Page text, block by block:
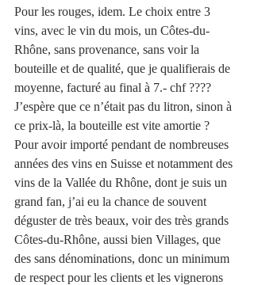
Pour les rouges, idem. Le choix entre 3
vins, avec le vin du mois, un Côtes-du-
Rhône, sans provenance, sans voir la
bouteille et de qualité, que je qualifierais de
moyenne, facturé au final à 7.- chf ????
J’espère que ce n’était pas du litron, sinon à
ce prix-là, la bouteille est vite amortie ?
Pour avoir importé pendant de nombreuses
années des vins en Suisse et notamment des
vins de la Vallée du Rhône, dont je suis un
grand fan, j’ai eu la chance de souvent
déguster de très beaux, voir des très grands
Côtes-du-Rhône, aussi bien Villages, que
des sans dénominations, donc un minimum
de respect pour les clients et les vignerons